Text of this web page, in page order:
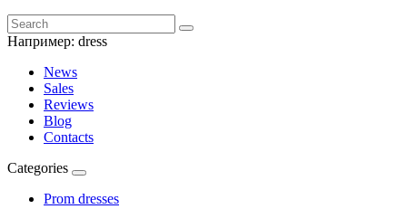
Например: dress
News
Sales
Reviews
Blog
Contacts
Categories
Prom dresses